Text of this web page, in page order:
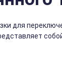
для